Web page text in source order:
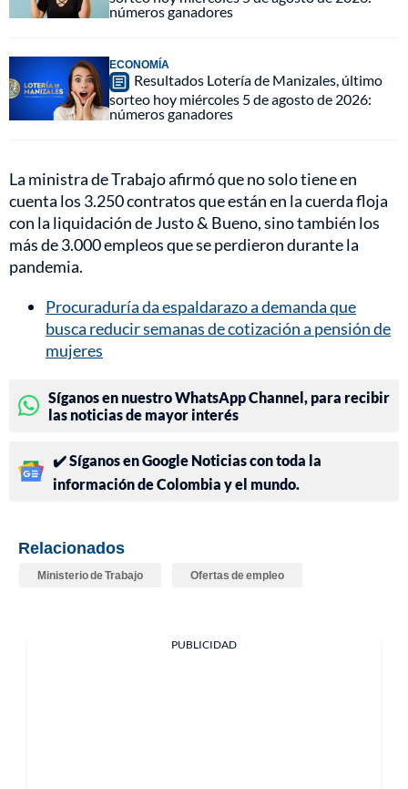
números ganadores
ECONOMÍA
Resultados Lotería de Manizales, último
sorteo hoy miércoles 5 de agosto de 2026:
números ganadores
La ministra de Trabajo afirmó que no solo tiene en
cuenta los 3.250 contratos que están en la cuerda floja
con la liquidación de Justo & Bueno, sino también los
más de 3.000 empleos que se perdieron durante la
pandemia.
Procuraduría da espaldarazo a demanda que
busca reducir semanas de cotización a pensión de
mujeres
Síganos en nuestro WhatsApp Channel, para recibir
las noticias de mayor interés
✔️ Síganos en Google Noticias con toda la
información de Colombia y el mundo.
Relacionados
Ministerio de Trabajo Ofertas de empleo
PUBLICIDAD